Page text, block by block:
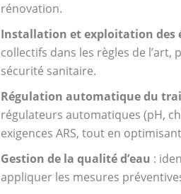
rénovation.
Installation et exploitation des
collectifs dans les règles de
sécurité sanitaire.
Régulation automatique du
régulateurs automatiques (pH,
exigences ARS, tout en
Gestion de la qualité d’eau :
appliquer les mesures